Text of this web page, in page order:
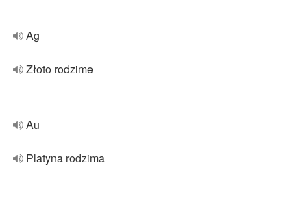
Ag
Złoto rodzime
Au
Platyna rodzima